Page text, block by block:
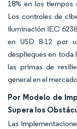
18% en los
Los controles de
iluminación IEC
en USD 8-12 por
despliegues en toda
las primas de
general en el
Por Modelo de
Supera los
Las